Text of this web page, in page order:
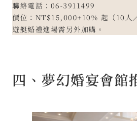
聯絡電話：06-3911499
價位：NT$15,000+10% 起（10人
遊艇婚禮進場需另外加購。
四、夢幻婚宴會館